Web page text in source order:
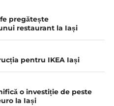
pregătește
restaurant la Iași
pentru IKEA Iași
o investiție de peste
la Iași